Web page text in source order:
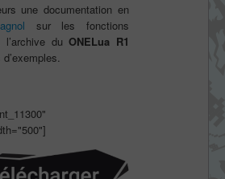
une documentation en
sur les fonctions
l’archive duONELua R1